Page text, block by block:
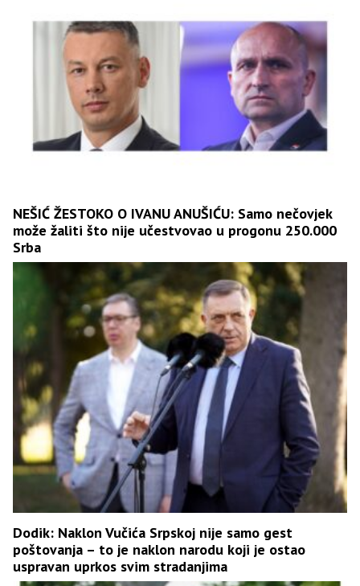
NEŠIĆ ŽESTOKO O IVANU ANUŠIĆU: Samo nečovjek
može žaliti što nije učestvovao u progonu 250.000
Srba
Dodik: Naklon Vučića Srpskoj nije samo gest
poštovanja – to je naklon narodu koji je ostao
uspravan uprkos svim stradanjima